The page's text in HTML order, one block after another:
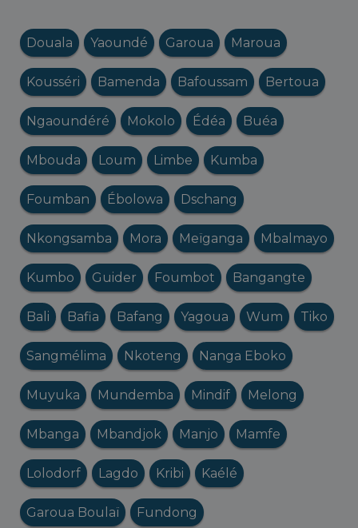
Douala Yaoundé Garoua Maroua
Kousséri Bamenda Bafoussam Bertoua
Ngaoundéré Mokolo Édéa Buéa
Mbouda Loum Limbe Kumba
Foumban Ébolowa Dschang
Nkongsamba Mora Meïganga Mbalmayo
Kumbo Guider Foumbot Bangangte
Bali Bafia Bafang Yagoua Wum Tiko
Sangmélima Nkoteng Nanga Eboko
Muyuka Mundemba Mindif Melong
Mbanga Mbandjok Manjo Mamfe
Lolodorf Lagdo Kribi Kaélé
Garoua Boulaï Fundong